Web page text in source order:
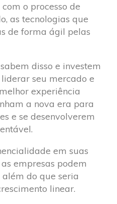
o processo de
as tecnologias que
de forma ágil pelas
disso e investem
seu mercado e
experiência
a nova era para
e se desenvolverem
em suas
empresas podem
do que seria
linear.